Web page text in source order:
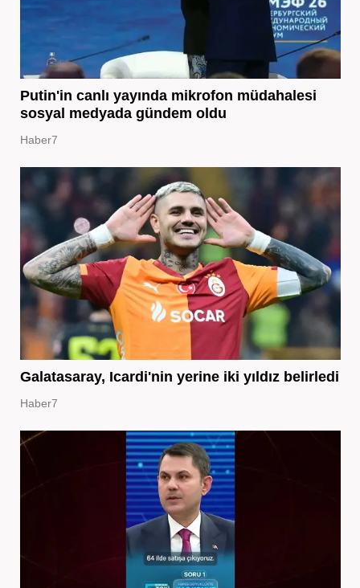
Putin'in canlı yayında mikrofon müdahalesi
sosyal medyada gündem oldu
Haber7
Galatasaray, Icardi'nin yerine iki yıldız belirledi
Haber7